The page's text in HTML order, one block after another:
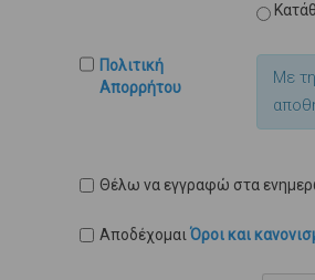
Πολιτική
Απορρήτου
Με
Θέλω να εγγραφώ στα
ΑποδέχομαιΌροι και